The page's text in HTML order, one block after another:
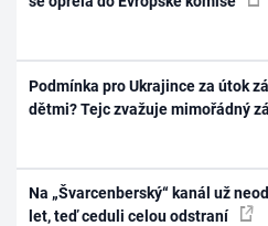
Podmínka pro Ukrajince za útok
dětmi? Tejc zvažuje mimořádný
Na „Švarcenberský“ kanál už
let, teď ceduli celou odstraní